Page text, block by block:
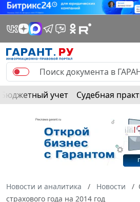
Бюджетный учет Судебная
Новости и аналитика Новости
страхового года на 2014 год